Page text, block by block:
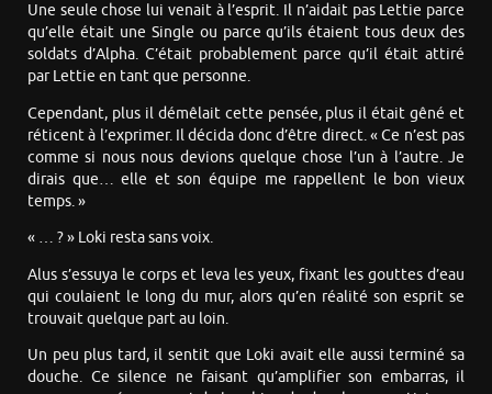
Une seule chose lui venait à l’esprit. Il n’aidait pas Lettie parce
qu’elle était une Single ou parce qu’ils étaient tous deux des
soldats d’Alpha. C’était probablement parce qu’il était attiré
par Lettie en tant que personne.
Cependant, plus il démêlait cette pensée, plus il était gêné et
réticent à l’exprimer. Il décida donc d’être direct. « Ce n’est pas
comme si nous nous devions quelque chose l’un à l’autre. Je
dirais que… elle et son équipe me rappellent le bon vieux
temps. »
« … ? » Loki resta sans voix.
Alus s’essuya le corps et leva les yeux, fixant les gouttes d’eau
qui coulaient le long du mur, alors qu’en réalité son esprit se
trouvait quelque part au loin.
Un peu plus tard, il sentit que Loki avait elle aussi terminé sa
douche. Ce silence ne faisant qu’amplifier son embarras, il